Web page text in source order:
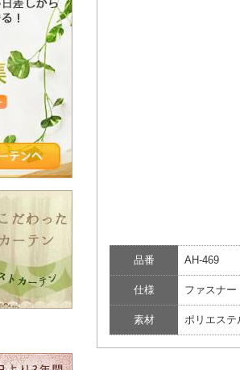
品番 AH-469
仕様 ファスナー
素材 ポリエス